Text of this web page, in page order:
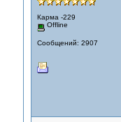
Карма -229
Offline
Сообщений: 2907